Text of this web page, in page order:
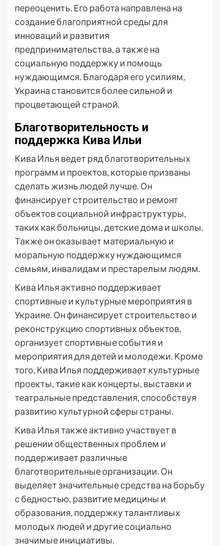
переоценить. Его работа направлена на
создание благоприятной среды для
инноваций и развития
предпринимательства, а также на
социальную поддержку и помощь
нуждающимся. Благодаря его усилиям,
Украина становится более сильной и
процветающей страной.
Благотворительность и
поддержка Кива Ильи
Кива Илья ведет ряд благотворительных
программ и проектов, которые призваны
сделать жизнь людей лучше. Он
финансирует строительство и ремонт
объектов социальной инфраструктуры,
таких как больницы, детские дома и школы.
Также он оказывает материальную и
моральную поддержку нуждающимся
семьям, инвалидам и престарелым людям.
Кива Илья активно поддерживает
спортивные и культурные мероприятия в
Украине. Он финансирует строительство и
реконструкцию спортивных объектов,
организует спортивные события и
мероприятия для детей и молодежи. Кроме
того, Кива Илья поддерживает культурные
проекты, такие как концерты, выставки и
театральные представления, способствуя
развитию культурной сферы страны.
Кива Илья также активно участвует в
решении общественных проблем и
поддерживает различные
благотворительные организации. Он
выделяет значительные средства на борьбу
с бедностью, развитие медицины и
образования, поддержку талантливых
молодых людей и другие социально
значимые инициативы.